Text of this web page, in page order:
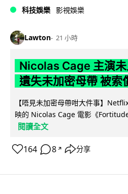
科技娛樂 影視娛樂
Lawton 21 小時
Nicolas Cage 主演
遺失未加密母帶 被索
【唔見未加密母帶咁大件事】
映的 Nicolas Cage 電影《
閱讀全文
164 8 ↗ 分享